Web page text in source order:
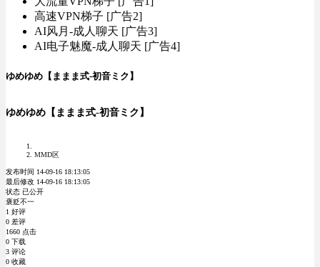
高速VPN梯子 [广告2]
AI风月-成人聊天 [广告3]
AI电子魅魔-成人聊天 [广告4]
ゆめゆめ【ままま式-初音ミク】
ゆめゆめ【ままま式-初音ミク】
MMD区
发布时间 14-09-16 18:13:05
最后修改 14-09-16 18:13:05
状态 已公开
褒贬不一
1 好评
0 差评
1660 点击
0 下载
3 评论
0 收藏